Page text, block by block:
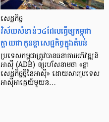
សេដ្ឋកិច្ច​
វិស័យ​សំខាន់ៗ​៤​ដែល​ធ្វើ​ឲ្យ​កម្ពុជា​
ក្លាយ​ជា​កូន​ខ្លា​សេដ្ឋកិច្ច​ក្នុង​តំបន់
ប្រទេស​កម្ពុជា​ត្រូវ​បាន​ធនាគារ​អភិវឌ្ឍន៍​
អាស៊ី (ADB) ឲ្យ​រហ័ស​នាមថា «ខ្លា​
សេដ្ឋកិច្ច​ថ្មី​នៃ​អាស៊ី» ដោយសារ​ប្រទេស​
អាស៊ី​អាគ្នេយ៍​មួយ​ន…